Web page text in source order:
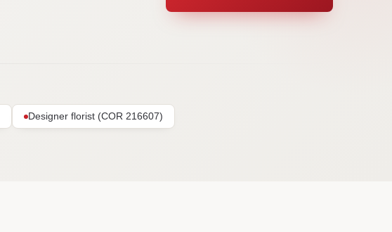
Designer florist (COR 216607)